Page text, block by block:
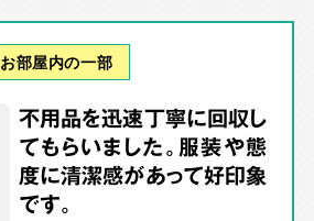
お部屋内の一部
不用品を迅速丁寧に回収し
てもらいました。服装や態
度に清潔感があって好印象
です。